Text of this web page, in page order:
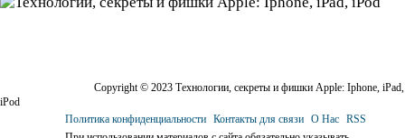
Copyright © 2023 Технологии, секреты и фишки Apple: Iphone, iPad,
iPod
Политика конфиденциальности Контакты для связи О Нас RSS